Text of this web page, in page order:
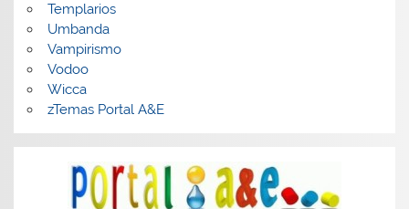
Templarios
Umbanda
Vampirismo
Vodoo
Wicca
zTemas Portal A&E